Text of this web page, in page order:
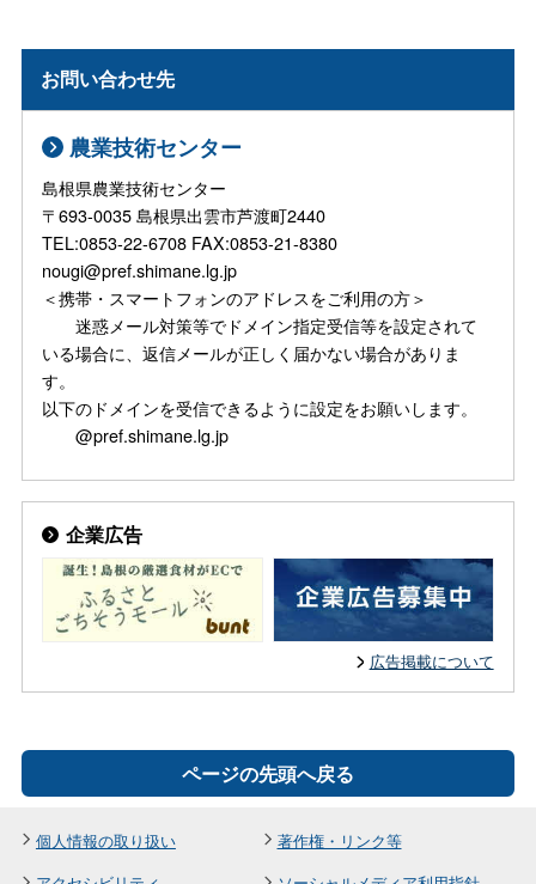
お問い合わせ先
農業技術センター
島根県農業技術センター
〒693-0035 島根県出雲市芦渡町2440
TEL:0853-22-6708 FAX:0853-21-8380
nougi@pref.shimane.lg.jp
＜携帯・スマートフォンのアドレスをご利用の方＞
迷惑メール対策等でドメイン指定受信等を設定されて
いる場合に、返信メールが正しく届かない場合がありま
す。
以下のドメインを受信できるように設定をお願いします。
@pref.shimane.lg.jp
企業広告
広告掲載について
ページの先頭へ戻る
個人情報の取り扱い
著作権・リンク等